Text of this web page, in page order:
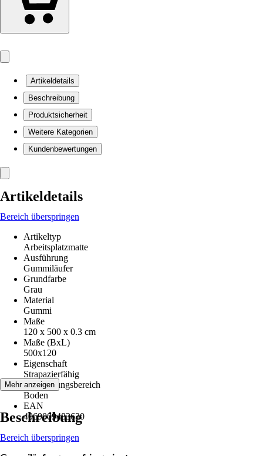
Artikeldetails
Beschreibung
Produktsicherheit
Weitere Kategorien
Kundenbewertungen
Artikeldetails
Bereich überspringen
Artikeltyp
Arbeitsplatzmatte
Ausführung
Gummiläufer
Grundfarbe
Grau
Material
Gummi
Maße
120 x 500 x 0.3 cm
Maße (BxL)
500x120
Eigenschaft
Strapazierfähig
Anwendungsbereich
Boden
EAN
4069009483630
Mehr anzeigen
Beschreibung
Bereich überspringen